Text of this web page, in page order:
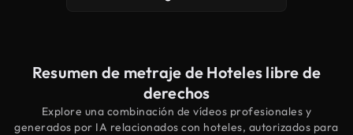
Resumen de metraje de Hoteles libre de
derechos
Explore una combinación de vídeos profesionales y
generados por IA relacionados con hoteles, autorizados para